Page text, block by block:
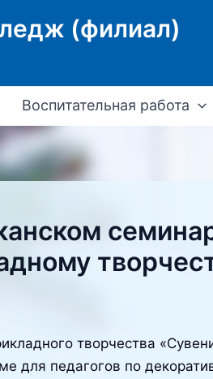
(филиал)
Воспитательная работа
творчества
для педагогов по